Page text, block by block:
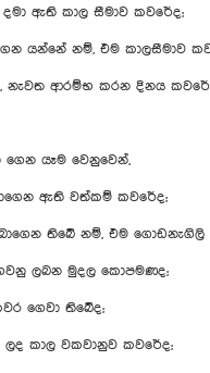
ඇති කාල සීමාව කවරේද;
යන්නේ නම්, එම කාලසීමාව
නැවත ආරම්භ කරන දිනය
යෑම වෙනුවෙන්,
ඇති වත්කම් කවරේද;
තිබේ නම්, එම ගොඩනැගිලි
ලබන මුදල කොපමණද;
ගෙවා තිබේද;
කාල වකවානුව කවරේද;